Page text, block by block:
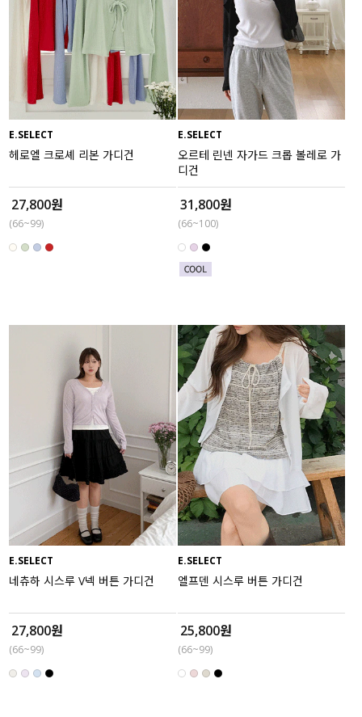
E.SELECT
헤로엘 크로셰 리본 가디건
27,800원
(66~99)
E.SELECT
오르테 린넨 자가드 크롭 볼레로 가
디건
31,800원
(66~100)
E.SELECT
네츄하 시스루 V넥 버튼 가디건
27,800원
(66~99)
E.SELECT
엘프덴 시스루 버튼 가디건
25,800원
(66~99)